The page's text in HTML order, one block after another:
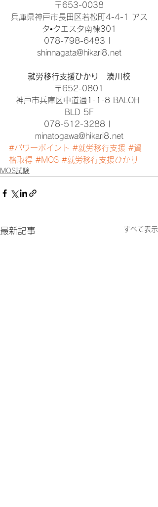
〒653-0038
兵庫県神戸市長田区若松町4-4-1 アス
タ•クエスタ南棟301
078-798-6483 |
shinnagata@hikari8.net
就労移行支援ひかり　湊川校
〒652-0801
神戸市兵庫区中道通1-1-8 BALOH
BLD 5F
078-512-3288 |
minatogawa@hikari8.net
#パワーポイント #就労移行支援 #資
格取得 #MOS #就労移行支援ひかり
MOS試験
最新記事 すべて表示